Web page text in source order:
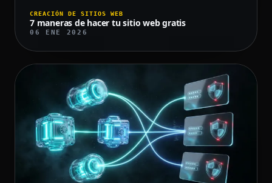
CREACIÓN DE SITIOS WEB
7 maneras de hacer tu sitio web gratis
06 ENE 2026